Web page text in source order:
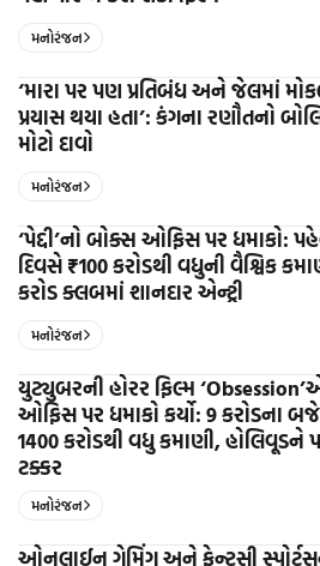
મનોરંજન
‘મારા પર પણ પ્રતિબંધ અને જેલમાં
પ્રયાસ થયા હતા’: કંગના રણૌતનો
મોટો દાવો
મનોરંજન
‘પેદ્દી’નો બોક્સ ઓફિસ પર ધમાકો:
દિવસે ₹100 કરોડથી વધુની વૈશ્વિક
કરોડ ક્લબમાં શાનદાર એન્ટ્રી
મનોરંજન
યુટ્યુબરની હોરર ફિલ્મ
ઓફિસ પર ધમાકો કર્યો: 9 કરોડના
1400 કરોડથી વધુ કમાણી,
ટક્કર
મનોરંજન
ઓનલાઈન ગેમિંગ અને ફેન્ટસી